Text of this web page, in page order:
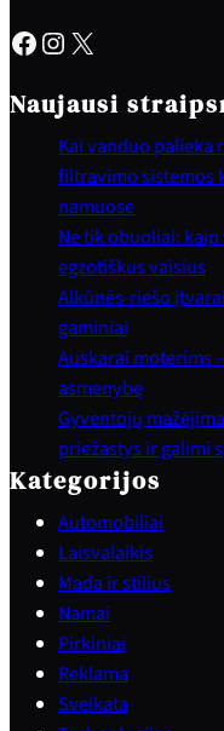
Facebook Instagram X
Naujausi
Kai vanduo palieka
filtravimo sistemos
namuose
Ne tik obuoliai:
egzotiškus vaisius
Alkūnės-riešo
gaminiai
Auskarai moterims
asmenybę
Gyventojų
priežastys ir galimi
Kategorijos
Automobiliai
Laisvalaikis
Mada ir stilius
Namai
Pirkiniai
Reklama
Sveikata